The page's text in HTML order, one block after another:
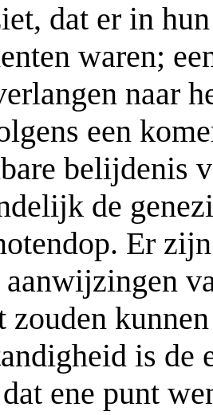
dat er in
waren;
naar
een
belijdenis
de
Er
aanwijzingen
zouden
is de
ene punt